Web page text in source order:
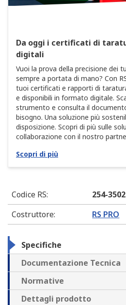
Da oggi i certificati di
digitali
Vuoi la prova della precisione dei
sempre a portata di mano? Con
tuoi certificati e rapporti di
e disponibili in formato digitale.
strumento e consulta il
bisogno. Una soluzione più
disposizione. Scopri di più sulle
collaborazione con il nostro
Scopri di più
Codice RS:
254-3502
Costruttore: RS PRO
Specifiche
Documentazione Tecnica
Normative
Dettagli prodotto